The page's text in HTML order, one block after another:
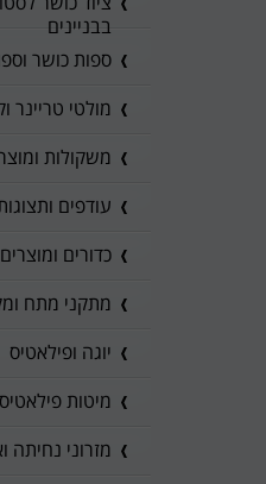
בבניינים
ספות כושר
מולטי טריינר
משקולות
עודפים
כדורים
מתקני מתח
יוגה ופילאטיס
מיטות פילאטיס
מזרוני נחיתה